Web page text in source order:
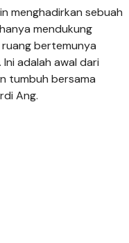
menghadirkan sebuah
mendukung
bertemunya
adalah awal dari
tumbuh bersama
Ang.